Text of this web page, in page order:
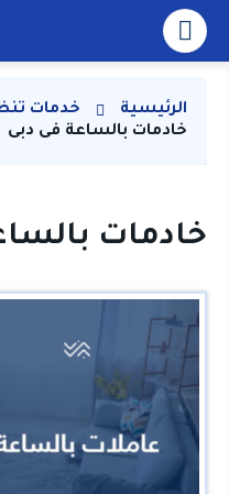
الرئيسية
خدمات
خادمات بالساعة فى دبى
خادمات